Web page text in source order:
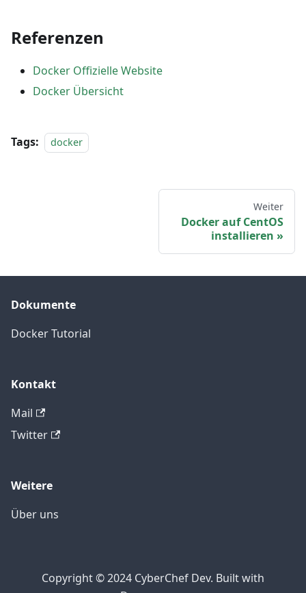
Referenzen
Docker Offizielle Website
Docker Übersicht
Tags: docker
Weiter
Docker auf CentOS
installieren
Dokumente
Docker Tutorial
Kontakt
Mail
Twitter
Weitere
Über uns
Copyright © 2024 CyberChef Dev. Built with